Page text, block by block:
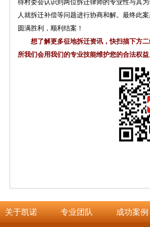
得村委会认识到两位拆迁律师的专业性与其
人就拆迁补偿等问题进行协商和解。最终此
圆满胜利，顺利结案！
想了解更多征地拆迁资讯，快扫描下方
所我们会用我们的专业技能维护您的合法权
关于凯诺 专业团队 成功案例